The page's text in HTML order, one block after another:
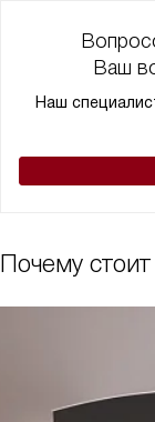
Ваш
Наш
Почему